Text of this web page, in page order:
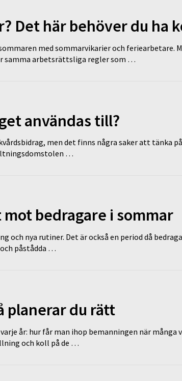
Det här behöver du ha
med sommarvikarier och feriearbetare.
samma arbetsrättsliga regler som …
användas till?
men det finns några saker att tänka
…
bedragare i sommar
och nya rutiner. Det är också en period då
påstådda …
planerar du rätt
år: hur får man ihop bemanningen när många
och koll på de …